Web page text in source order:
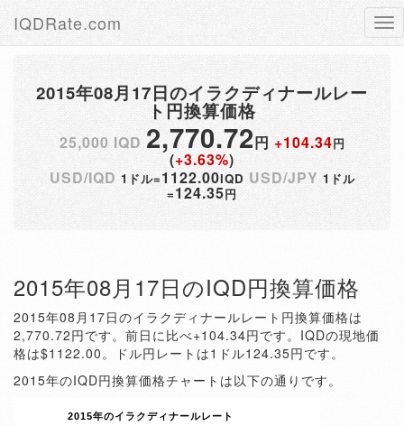
IQDRate.com
2015年08月17日のイラクディナールレー
ト円換算価格
25,000 IQD 2,770.72円 +104.34円
(+3.63%)
USD/IQD 1ドル=1122.00IQD USD/JPY 1ドル
=124.35円
2015年08月17日のIQD円換算価格
2015年08月17日のイラクディナールレート円換算価格は
2,770.72円です。前日に比べ+104.34円です。IQDの現地価
格は$1122.00。ドル円レートは1ドル124.35円です。
2015年のIQD円換算価格チャートは以下の通りです。
2015年のイラクディナールレート